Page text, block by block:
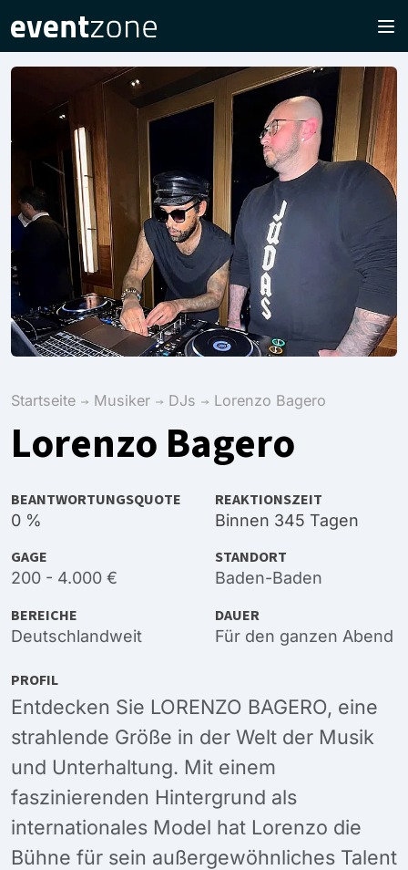
Startseite Musiker DJs Lorenzo Bagero
Lorenzo Bagero
BEANTWORTUNGSQUOTE
0 %
REAKTIONSZEIT
Binnen 345 Tagen
GAGE
200 - 4.000 €
STANDORT
Baden-Baden
BEREICHE
Deutschlandweit
DAUER
Für den ganzen Abend
PROFIL
Entdecken Sie LORENZO BAGERO, eine
strahlende Größe in der Welt der Musik
und Unterhaltung. Mit einem
faszinierenden Hintergrund als
internationales Model hat Lorenzo die
Bühne für sein außergewöhnliches Talent